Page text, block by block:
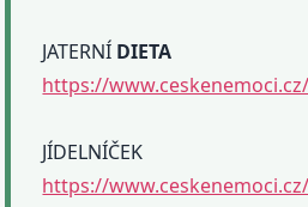
JATERNÍ DIETA
https://
JÍDELNÍČEK
https://